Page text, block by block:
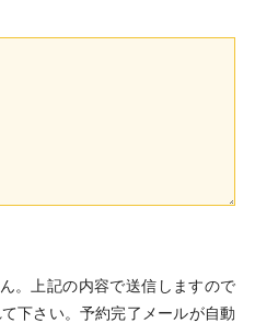
。上記の内容で送信しますので
下さい。予約完了メールが自動